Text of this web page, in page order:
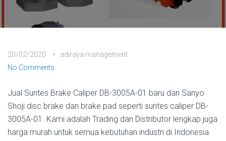
20/02/2020
adiraya management
No Comments
Jual Suntes Brake Caliper DB-3005A-01 baru dari Sanyo
Shoji disc brake dan brake pad seperti suntes caliper DB-
3005A-01. Kami adalah Trading dan Distributor lengkap juga
harga murah untuk semua kebutuhan industri di Indonesia.